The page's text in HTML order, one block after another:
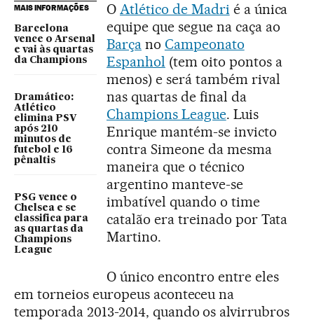
MAIS INFORMAÇÕES
Barcelona
vence o Arsenal
e vai às quartas
da Champions
Dramático:
Atlético
elimina PSV
após 210
minutos de
futebol e 16
pênaltis
PSG vence o
Chelsea e se
classifica para
as quartas da
Champions
League
O Atlético de Madri é a única
equipe que segue na caça ao
Barçano Campeonato
Espanhol (tem oito pontos a
menos) e será também rival
nas quartas de final da
Champions League. Luis
Enrique mantém-se invicto
contra Simeone da mesma
maneira que o técnico
argentino manteve-se
imbatível quando o time
catalão era treinado por Tata
Martino.
O único encontro entre eles
em torneios europeus aconteceu na
temporada 2013-2014, quando os alvirrubros